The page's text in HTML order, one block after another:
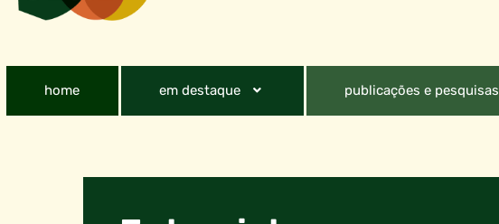
home em destaque publicações e pesquisas